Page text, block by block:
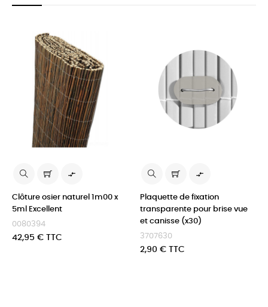

Clôture osier naturel 1m00 x
5ml Excellent
0080394
Prix
42,95 € TTC

Plaquette de fixation
transparente pour brise vue
et canisse (x30)
3707630
Prix
2,90 € TTC